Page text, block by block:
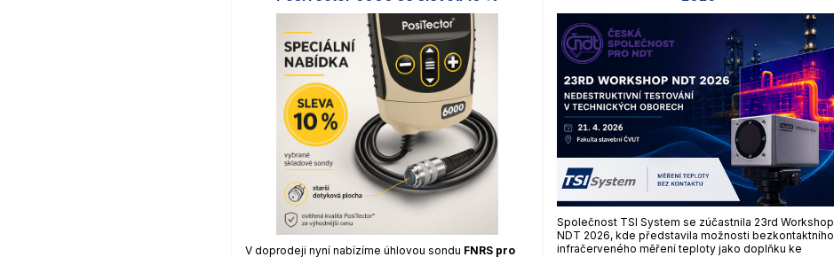
V doprodeji nyní nabízíme úhlovou sondu FNRS pro
Společnost TSI System se zúčastnila 23rd Workshop
NDT 2026, kde představila možnosti bezkontaktního
infračerveného měření teploty jako doplňku ke